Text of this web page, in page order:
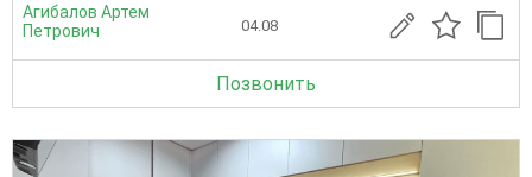
Агибалов Артем
Петрович
04.08
Позвонить